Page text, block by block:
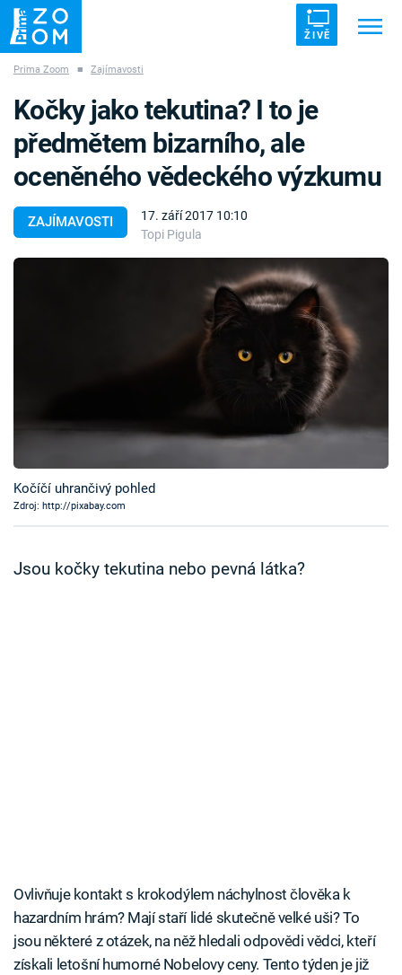
ŽIVĚ
ZÁHADY VETŘELCI DÁVNOVĚKU
Témata
Časopis
Sledujte prima+
Prima Zoom ■ Zajímavosti
ZAJÍMAVOSTI
17. září 2017 10:10
Topi Pigula
Kočky jako tekutina? I to je
předmětem bizarního, ale
oceněného vědeckého výzkumu
Kočíčí uhrančivý pohled
Zdroj: http://pixabay.com
Jsou kočky tekutina nebo pevná látka?
Ovlivňuje kontakt s krokodýlem náchylnost člověka k
hazardním hrám? Mají staří lidé skutečně velké uši? To
jsou některé z otázek, na něž hledali odpovědi vědci, kteří
získali letošní humorné Nobelovy ceny. Tento týden je již